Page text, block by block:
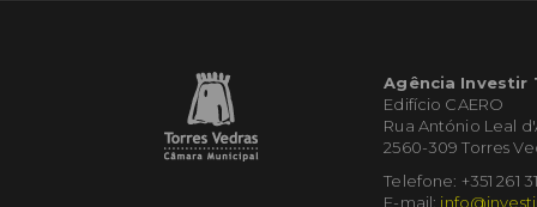
Agência Investir
Edifício CAERO
Rua António Leal
2560-309 Torres
Telefone: +351 261
E-mail: